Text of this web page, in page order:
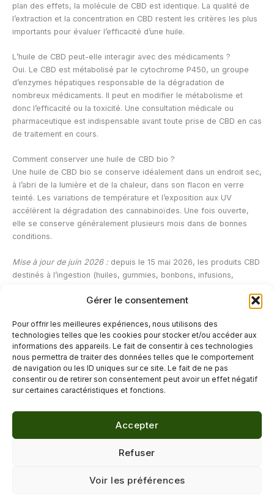
Gérer le consentement
Pour offrir les meilleures expériences, nous utilisons des
technologies telles que les cookies pour stocker et/ou accéder aux
informations des appareils. Le fait de consentir à ces technologies
nous permettra de traiter des données telles que le comportement
de navigation ou les ID uniques sur ce site. Le fait de ne pas
consentir ou de retirer son consentement peut avoir un effet négatif
sur certaines caractéristiques et fonctions.
Accepter
Refuser
Voir les préférences
plan des effets, la molécule de CBD est identique. La qualité de
l’extraction et la concentration en CBD restent les critères les plus
importants pour évaluer l’efficacité d’une huile.
L’huile de CBD peut-elle interagir avec des médicaments ?
Oui. Le CBD est métabolisé par le cytochrome P450, un groupe
d’enzymes hépatiques responsable de la dégradation de
nombreux médicaments. Il peut en modifier le métabolisme et
donc l’efficacité ou la toxicité. Une consultation médicale ou
pharmaceutique est indispensable avant toute prise de CBD en cas
de traitement en cours.
Comment conserver une huile de CBD bio ?
Une huile de CBD bio se conserve idéalement dans un endroit sec,
à l’abri de la lumière et de la chaleur, dans son flacon en verre
teinté. Les variations de température et l’exposition aux UV
accélèrent la dégradation des cannabinoïdes. Une fois ouverte,
elle se conserve généralement plusieurs mois dans de bonnes
conditions.
Mise à jour de juin 2026 : depuis le 15 mai 2026, les produits CBD
destinés à l’ingestion (huiles, gummies, bonbons, infusions,
France dans le cadre du règlement européen Novel Food. Un
à jour en fonction de son issue.
←Article précédent Article suivant→
Confidentialité·